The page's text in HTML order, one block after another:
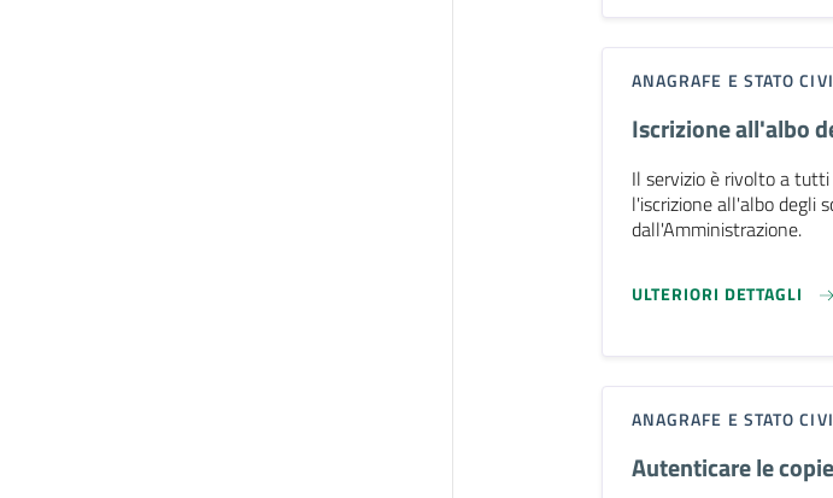
ANAGRAFE E STATO
Iscrizione all'albo
Il servizio è rivolto a
l'iscrizione all'albo degli
dall'Amministrazione.
ULTERIORI DETTAGLI
ANAGRAFE E STATO
Autenticare le